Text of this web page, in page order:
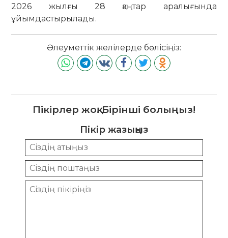
2026 жылғы 28 қаңтар аралығында
ұйымдастырылады.
Әлеуметтік желілерде бөлісіңіз:
Пікірлер жоқ. Бірінші болыңыз!
Пікір жазыңыз